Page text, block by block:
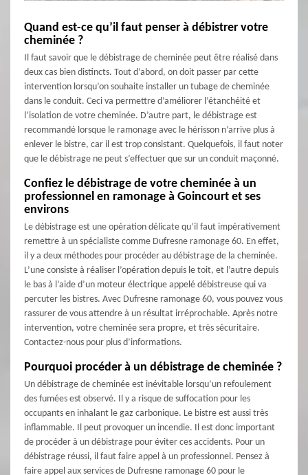
Quand est-ce qu’il faut penser à débistrer votre
cheminée ?
Il faut savoir que le débistrage de cheminée peut être réalisé dans
deux cas bien distincts. Tout d’abord, on doit passer par cette
intervention lorsqu’on souhaite installer un tubage de cheminée
dans le conduit. Ceci va permettre d’améliorer l’étanchéité et
l’isolation de votre cheminée. D’autre part, le débistrage est
recommandé lorsque le ramonage avec le hérisson n’arrive plus à
enlever le bistre, car il est trop consistant. Quelquefois, il faut noter
que le débistrage ne peut s’effectuer que sur un conduit maçonné.
Confiez le débistrage de votre cheminée à un
professionnel en ramonage à Goincourt et ses
environs
Le débistrage est une opération délicate qu’il faut impérativement
remettre à un spécialiste comme Dufresne ramonage 60. En effet,
il y a deux méthodes pour procéder au débistrage de la cheminée.
L’une consiste à réaliser l’opération depuis le toit, et l’autre depuis
le bas à l’aide d’un moteur électrique appelé débistreuse qui va
percuter les bistres. Avec Dufresne ramonage 60, vous pouvez vous
rassurer de vous attendre à un résultat irréprochable. Après notre
intervention, votre cheminée sera propre, et très sécuritaire.
Contactez-nous pour plus d’informations.
Pourquoi procéder à un débistrage de cheminée ?
Un débistrage de cheminée est inévitable lorsqu’un refoulement
des fumées est observé. Il y a risque de suffocation pour les
occupants en inhalant le gaz carbonique. Le bistre est aussi très
inflammable. Il peut provoquer un incendie. Il est donc important
de procéder à un débistrage pour éviter ces accidents. Pour un
débistrage réussi, il faut faire appel à un professionnel. Pensez à
faire appel aux services de Dufresne ramonage 60 pour le